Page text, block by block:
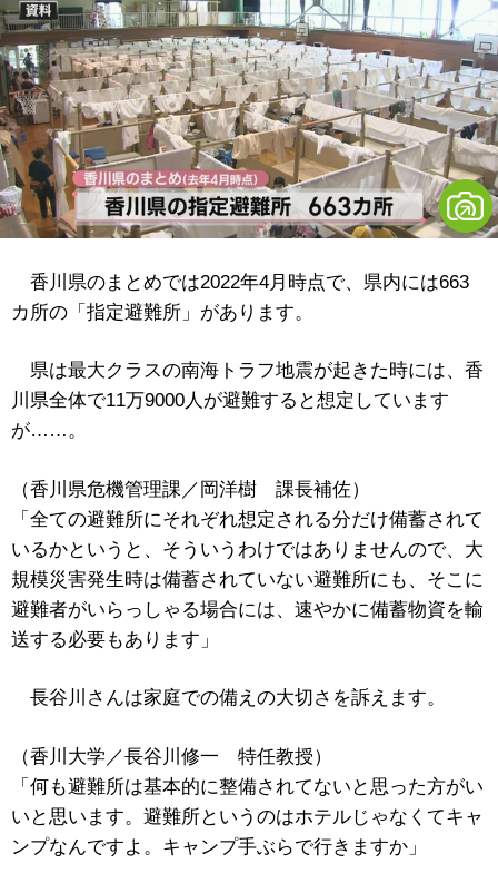
香川県のまとめでは2022年4月時点で、県内には663
カ所の「指定避難所」があります。
県は最大クラスの南海トラフ地震が起きた時には、香
川県全体で11万9000人が避難すると想定しています
が……。
（香川県危機管理課／岡洋樹 課長補佐）
「全ての避難所にそれぞれ想定される分だけ備蓄されて
いるかというと、そういうわけではありませんので、大
規模災害発生時は備蓄されていない避難所にも、そこに
避難者がいらっしゃる場合には、速やかに備蓄物資を輸
送する必要もあります」
長谷川さんは家庭での備えの大切さを訴えます。
（香川大学／長谷川修一 特任教授）
「何も避難所は基本的に整備されてないと思った方がい
いと思います。避難所というのはホテルじゃなくてキャ
ンプなんですよ。キャンプ手ぶらで行きますか」